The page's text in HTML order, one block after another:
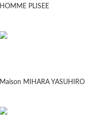
HOMME PLISEE
Maison MIHARA YASUHIRO